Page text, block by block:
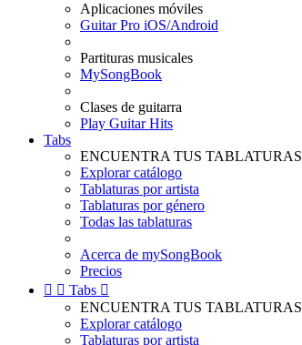
Aplicaciones móviles
Guitar Pro iOS/Android
Partituras musicales
MySongBook
Clases de guitarra
Play Guitar Hits
Tabs
ENCUENTRA TUS TABLATURAS
Explorar catálogo
Tablaturas por artista
Tablaturas por género
Todas las tablaturas
Acerca de mySongBook
Precios
  Tabs 
ENCUENTRA TUS TABLATURAS
Explorar catálogo
Tablaturas por artista